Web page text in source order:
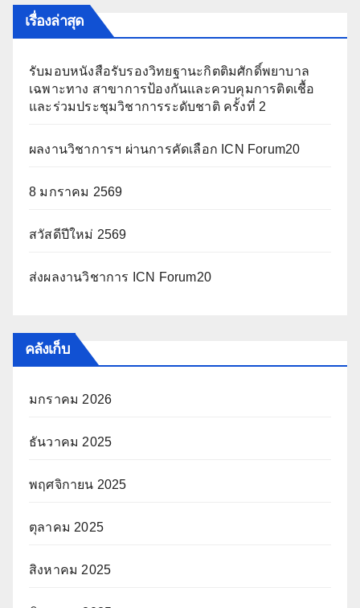
เรื่องล่าสุด
รับมอบหนังสือรับรองวิทยฐานะกิตติมศักดิ์พยาบาล
เฉพาะทาง สาขาการป้องกันและควบคุมการติดเชื้อ
และร่วมประชุมวิชาการระดับชาติ ครั้งที่ 2
ผลงานวิชาการฯ ผ่านการคัดเลือก ICN Forum20
8 มกราคม 2569
สวัสดีปีใหม่ 2569
ส่งผลงานวิชาการ ICN Forum20
คลังเก็บ
มกราคม 2026
ธันวาคม 2025
พฤศจิกายน 2025
ตุลาคม 2025
สิงหาคม 2025